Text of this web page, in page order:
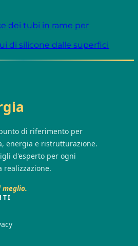
dei tubi in rame per
di silicone dalle superfici
di riferimento per
energia e ristrutturazione.
d'esperto per ogni
realizzazione.
meglio.